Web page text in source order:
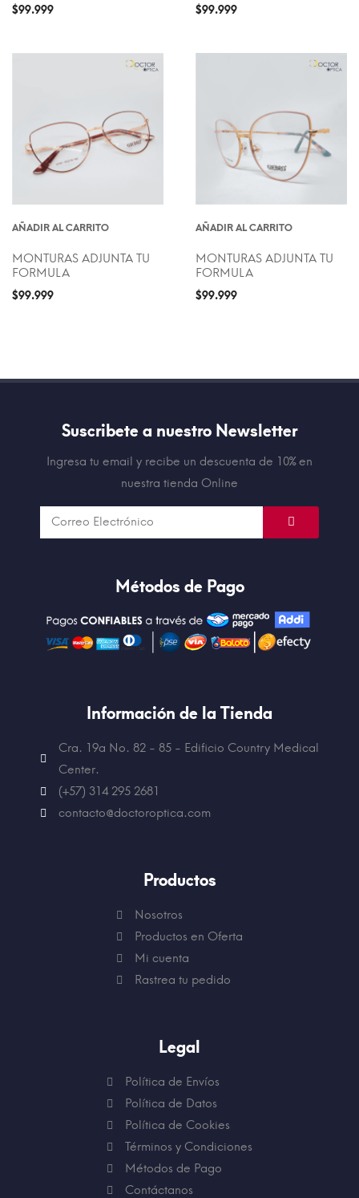
$99.999 $99.999
AÑADIR AL CARRITO
MONTURAS ADJUNTA TU
FORMULA
$99.999
AÑADIR AL CARRITO
MONTURAS ADJUNTA TU
FORMULA
$99.999
Legal
Política de Envíos
Política de Datos
Política de Cookies
Términos y Condiciones
Métodos de Pago
Contáctanos
Productos
Nosotros
Productos en Oferta
Mi cuenta
Rastrea tu pedido
Información de la Tienda
Cra. 19a No. 82 - 85 - Edificio Country Medical
Center.
(+57) 314 295 2681
contacto@doctoroptica.com
Suscribete a nuestro Newsletter
Ingresa tu email y recibe un descuenta de 10% en
nuestra tienda Online
Métodos de Pago